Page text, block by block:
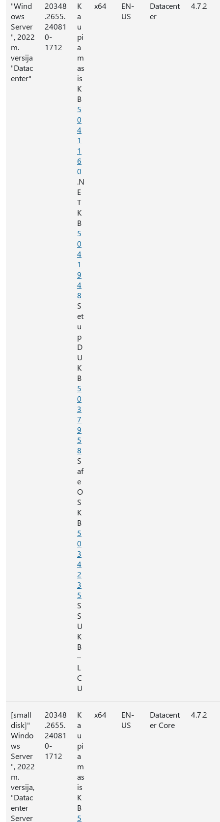
"Wind
ows
Server
", 2022
m.
versija
"Datac
enter"
20348
.2655.
24081
0-
1712
K
a
u
pi
a
m
as
is
K
B
5
0
4
1
1
6
0
.N
E
T
K
B
5
0
4
1
9
4
8
S
et
u
p
D
U
K
B
5
0
3
7
9
5
8
S
af
e
O
S
K
B
5
0
3
4
2
3
5
S
S
U
K
B
–
L
C
U
x64
EN-
US
Datacent
er
4.7.2
[small
disk]"
Windo
ws
Server
", 2022
m.
versija,
"Datac
enter
Server
20348
.2655.
24081
0-
1712
K
a
u
pi
a
m
as
is
K
B
5
x64
EN-
US
Datacent
er Core
4.7.2